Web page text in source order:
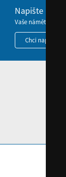
Napište nám
Vaše náměty,
Chci napsat